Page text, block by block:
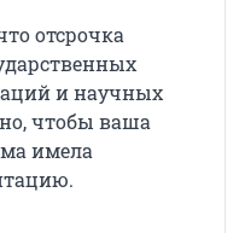
отсрочка
и научных
чтобы ваша
имела